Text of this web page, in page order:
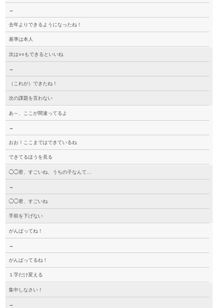
→
去年よりできるようになったね！
基準は本人
次は○○もできるといいね
→
（これが）できたね！
次の課題を言わない
あ～、ここが間違ってるよ
→
おお！ここまではできているね
できてるほうを見る
◯◯君、すごいね、うちの子なんて…
→
◯◯君、すごいね
手前を下げない
がんばってね！
→
がんばってるね！
１字だけ変える
集中しなさい！
→